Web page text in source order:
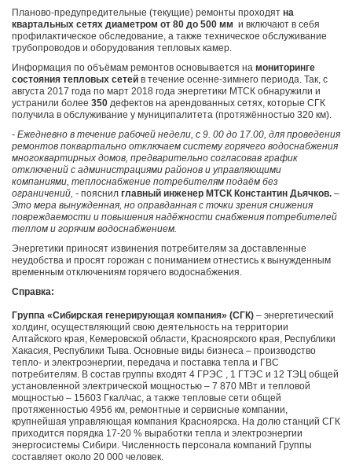
Планово-предупредительные (текущие) ремонты проходят на
квартальных сетях диаметром от 80 до 500 мм и включают в себя
профилактическое обследование, а также техническое обслуживание
трубопроводов и оборудования тепловых камер.
Информация по объёмам ремонтов основывается на мониторинге
состояния тепловых сетей в течение осенне-зимнего периода. Так, с
августа 2017 года по март 2018 года энергетики МТСК обнаружили и
устранили более 350 дефектов на арендованных сетях, которые СГК
получила в обслуживание у муниципалитета (протяжённостью 320 км).
- Ежедневно в течение рабочей недели, с 9. 00 до 17.00, для проведения
ремонтов поквартально отключаем систему горячего водоснабжения
многоквартирных домов, предварительно согласовав график
отключений с администрациями районов и управляющими
компаниями, теплоснабжение потребителям подаём без
ограничений, - пояснил главный инженер МТСК Константин Дьячков. –
Это мера вынужденная, но оправданная с точки зрения снижения
повреждаемости и повышения надёжности снабжения потребителей
теплом и горячим водоснабжением.
Энергетики приносят извинения потребителям за доставленные
неудобства и просят горожан с пониманием отнестись к вынужденным
временным отключениям горячего водоснабжения.
Справка:
Группа «Сибирская генерирующая компания» (СГК) – энергетический
холдинг, осуществляющий свою деятельность на территории
Алтайского края, Кемеровской области, Красноярского края, Республики
Хакасия, Республики Тыва. Основные виды бизнеса – производство
тепло- и электроэнергии, передача и поставка тепла и ГВС
потребителям. В состав группы входят 4 ГРЭС , 1 ГТЭС и 12 ТЭЦ общей
установленной электрической мощностью – 7 870 МВт и тепловой
мощностью – 15603 Гкал/час, а также тепловые сети общей
протяженностью 4956 км, ремонтные и сервисные компании,
крупнейшая управляющая компания Красноярска. На долю станций СГК
приходится порядка 17-20 % выработки тепла и электроэнергии
энергосистемы Сибири. Численность персонала компаний Группы
составляет около 20 000 человек.